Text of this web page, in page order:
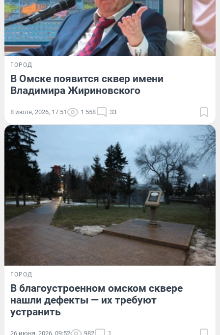
ГОРОД
В Омске появится сквер имени
Владимира Жириновского
8 июля, 2026, 17:51 1 558 33
ГОРОД
В благоустроенном омском сквере
нашли дефекты — их требуют
устранить
26 июня, 2026, 09:52 982 1